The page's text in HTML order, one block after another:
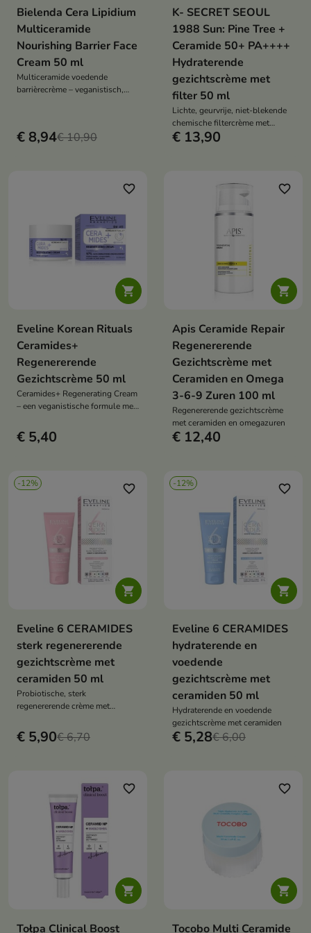
Bielenda Cera Lipidium
Multiceramide
Nourishing Barrier Face
Cream 50 ml
Multiceramide voedende
barrièrecrème – veganistisch,
de zeer droge, gevoelige huid
€ 8,94€ 10,90
K- SECRET SEOUL
1988 Sun: Pine Tree +
Ceramide 50+ PA++++
Hydraterende
gezichtscrème met
filter 50 ml
Lichte, geurvrije, niet-blekende
chemische filtercrème met
Ceramide NP, niacinamide en
€ 13,90

favorite_border
Eveline Korean Rituals
Ceramides+
Regenererende
Gezichtscrème 50 ml
Ceramides+ Regenerating Cream
– een veganistische formule met
sheaboter. Herstelt de
huidbarrière, hydrateert en
€ 5,40

favorite_border
Apis Ceramide Repair
Regenererende
Gezichtscrème met
Ceramiden en Omega
3-6-9 Zuren 100 ml
Regenererende gezichtscrème
met ceramiden en omegazuren
€ 12,40
-12%

favorite_border
Eveline 6 CERAMIDES
sterk regenererende
gezichtscrème met
ceramiden 50 ml
Probiotische, sterk
regenererende crème met
multidimensionale verzorging
€ 5,90€ 6,70
-12%

favorite_border
Eveline 6 CERAMIDES
hydraterende en
voedende
gezichtscrème met
ceramiden 50 ml
Hydraterende en voedende
gezichtscrème met ceramiden
€ 5,28€ 6,00

favorite_border
Tołpa Clinical Boost

favorite_border
Tocobo Multi Ceramide